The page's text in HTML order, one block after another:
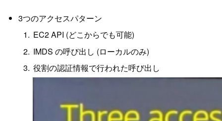
3つのアクセスパターン
EC2 API (どこからでも可能)
IMDS の呼び出し (ローカルのみ)
役割の認証情報で行われた呼び出し